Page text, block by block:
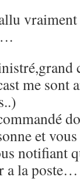
me sont
et
notifiant
a la poste…